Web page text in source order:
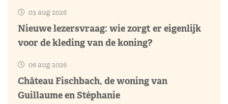
03 aug 2026
Nieuwe lezersvraag: wie zorgt er eigenlijk
voor de kleding van de koning?
06 aug 2026
Château Fischbach, de woning van
Guillaume en Stéphanie